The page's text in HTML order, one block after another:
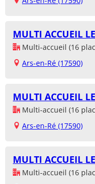
MULTI ACCUEIL
Multi-accueil (16
Ars-en-Ré (17590)
MULTI ACCUEIL
Multi-accueil (16
Ars-en-Ré (17590)
MULTI ACCUEIL
Multi-accueil (16